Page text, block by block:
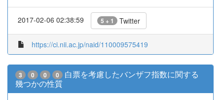
2017-02-06 02:38:59 5 + 1 Twitter
https://ci.nii.ac.jp/naid/110009575419
3 0 0 0
白票を考慮したバンザフ指数に関する
幾つかの性質